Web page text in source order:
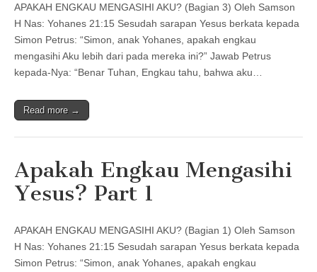
APAKAH ENGKAU MENGASIHI AKU? (Bagian 3) Oleh Samson
H Nas: Yohanes 21:15 Sesudah sarapan Yesus berkata kepada
Simon Petrus: “Simon, anak Yohanes, apakah engkau
mengasihi Aku lebih dari pada mereka ini?” Jawab Petrus
kepada-Nya: “Benar Tuhan, Engkau tahu, bahwa aku…
Read more →
Apakah Engkau Mengasihi
Yesus? Part 1
APAKAH ENGKAU MENGASIHI AKU? (Bagian 1) Oleh Samson
H Nas: Yohanes 21:15 Sesudah sarapan Yesus berkata kepada
Simon Petrus: “Simon, anak Yohanes, apakah engkau